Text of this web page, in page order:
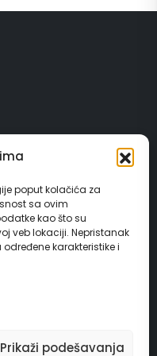
poput kolačića za
sa ovim
kao što su
veb lokaciji. Nepristanak
karakteristike i
Prikaži podešavanja